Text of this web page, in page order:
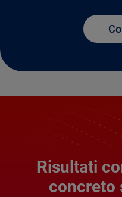
Risultati
concreto